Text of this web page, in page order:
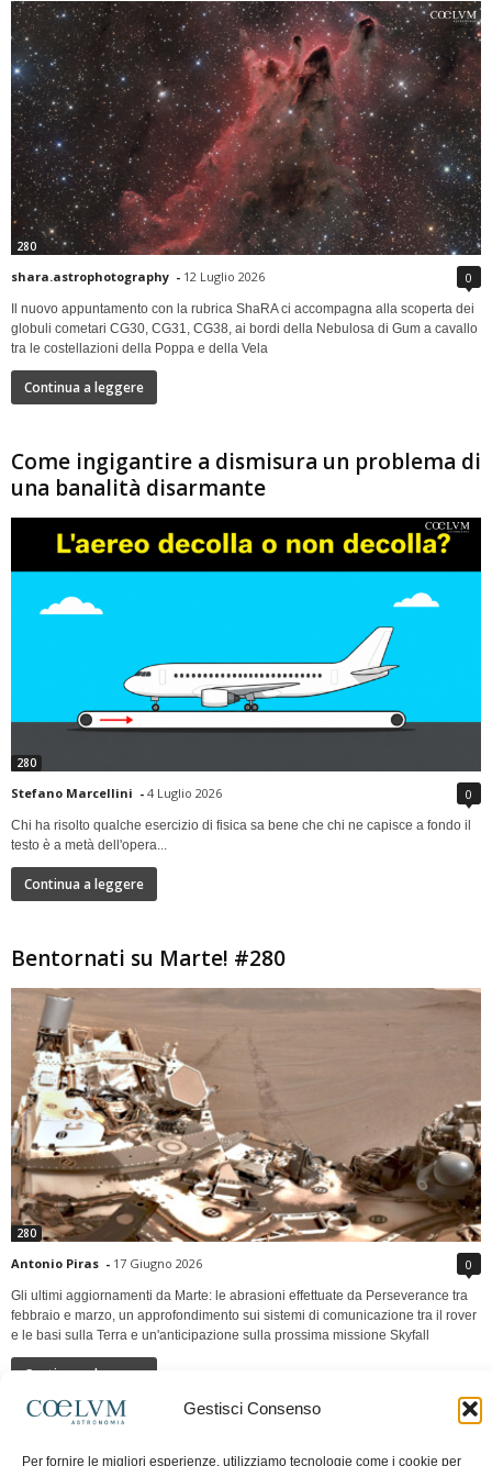
Gestisci Consenso
Per fornire le migliori esperienze, utilizziamo tecnologie come i cookie per
280
shara.astrophotography - 12 Luglio 2026 0
Il nuovo appuntamento con la rubrica ShaRA ci accompagna alla scoperta dei
globuli cometari CG30, CG31, CG38, ai bordi della Nebulosa di Gum a cavallo
tra le costellazioni della Poppa e della Vela
Continua a leggere
Come ingigantire a dismisura un problema di
una banalità disarmante
280
Stefano Marcellini - 4 Luglio 2026 0
Chi ha risolto qualche esercizio di fisica sa bene che chi ne capisce a fondo il
testo è a metà dell'opera...
Continua a leggere
Bentornati su Marte! #280
280
Antonio Piras - 17 Giugno 2026 0
Gli ultimi aggiornamenti da Marte: le abrasioni effettuate da Perseverance tra
febbraio e marzo, un approfondimento sui sistemi di comunicazione tra il rover
e le basi sulla Terra e un'anticipazione sulla prossima missione Skyfall
Continua a leggere